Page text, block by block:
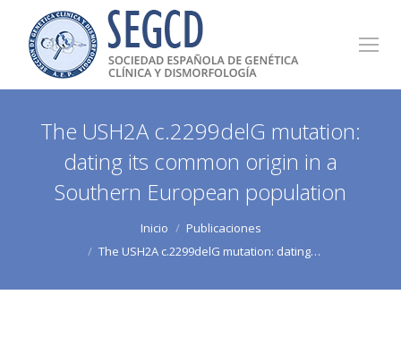
The USH2A c.2299delG mutation:
dating its common origin in a
Southern European population
Inicio
Publicaciones
The USH2A c.2299delG mutation: dating…